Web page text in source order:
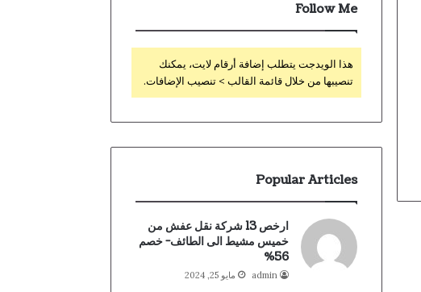
Follow Me
هذا الويدجت يتطلب إضافة أرقام لايت، يمكنك
تنصيبها من خلال قائمة القالب > تنصيب الإضافات.
Popular Articles
ارخص 13 شركة نقل عفش من
خميس مشيط الى الطائف- خصم
56%
admin مايو 25, 2024